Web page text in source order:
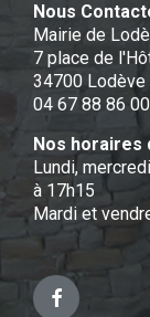
Nous
Mairie de
7 place de
34700 Lodève
04 67 88 86 00
Nos horaires
Lundi,
à 17h15
Mardi et
Facebook